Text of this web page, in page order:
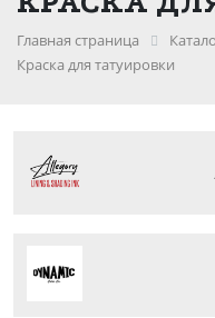
Главная страница
Краска для татуировки